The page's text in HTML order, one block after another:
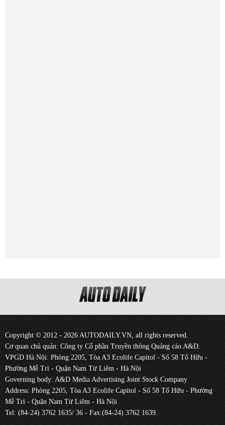
Copyright © 2012 - 2026 AUTODAILY.VN, all rights reserved.
Cơ quan chủ quản: Công ty Cổ phần Truyền thông Quảng cáo A&D.
VPGD Hà Nội: Phòng 2205, Tòa A3 Ecolife Capitol - Số 58 Tố Hữu -
Phường Mễ Trì - Quận Nam Từ Liêm - Hà Nội
Governing body: A&D Media Advertising Joint Stock Company
Address: Phòng 2205, Tòa A3 Ecolife Capitol - Số 58 Tố Hữu - Phường
Mễ Trì - Quận Nam Từ Liêm - Hà Nội
Tel: (84-24) 3762 1635/ 36 - Fax:(84-24) 3762 1639.